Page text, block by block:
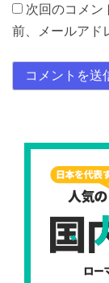
次回のコメン
前、メールアド